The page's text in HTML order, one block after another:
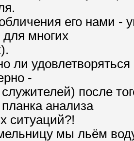
его нами -
многих
ли
-
служителей) после
анализа
ситуаций?!
мы льём